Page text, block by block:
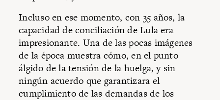
Incluso en ese momento, con 35 años, la
capacidad de conciliación de Lula era
impresionante. Una de las pocas imágenes
de la época muestra cómo, en el punto
álgido de la tensión de la huelga, y sin
ningún acuerdo que garantizara el
cumplimiento de las demandas de los